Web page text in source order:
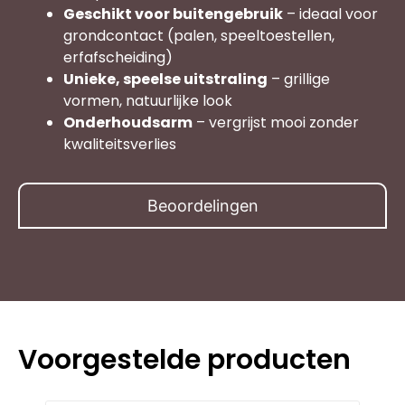
Beoordelingen
Geschikt voor buitengebruik – ideaal voor
grondcontact (palen, speeltoestellen,
erfafscheiding)
Unieke, speelse uitstraling – grillige
vormen, natuurlijke look
Onderhoudsarm – vergrijst mooi zonder
kwaliteitsverlies
Voorgestelde producten